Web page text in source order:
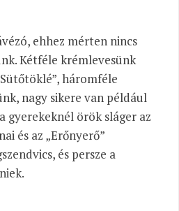
ehhez mérten nincs
Kétféle krémlevesünk
háromféle
nagy sikere van például
gyerekeknél örök sláger az
és az „Erőnyerő”
és persze a